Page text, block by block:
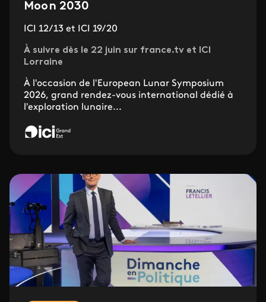
Moon 2030
ICI 12/13 et ICI 19/20
À suivre dès le 22 juin sur france.tv et ICI
Lorraine
À l'occasion de l'European Lunar Symposium
2026, grand rendez-vous international dédié à
l'exploration lunaire...